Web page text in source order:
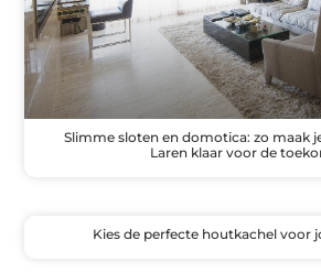
Slimme sloten en domotica: zo maak
Laren klaar voor de
Kies de perfecte houtkachel voor